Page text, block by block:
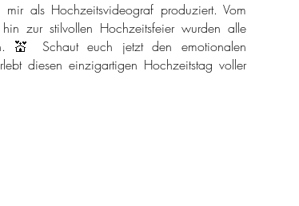
als Hochzeitsvideograf produziert. Vom
zur stilvollen Hochzeitsfeier wurden alle
💒 Schaut euch jetzt den emotionalen
diesen einzigartigen Hochzeitstag voller